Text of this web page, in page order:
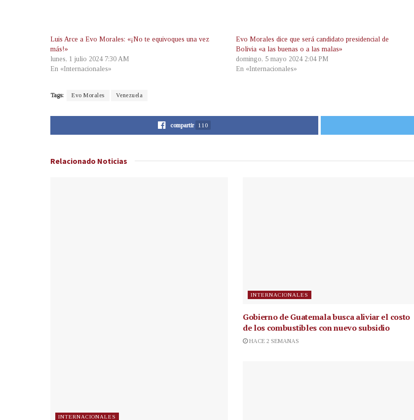
Luis Arce a Evo Morales: «¡No te equivoques una vez
más!»
lunes, 1 julio 2024 7:30 AM
En «Internacionales»
Evo Morales dice que será candidato presidencial de
Bolivia «a las buenas o a las malas»
domingo, 5 mayo 2024 2:04 PM
En «Internacionales»
Tags: Evo Morales Venezuela
compartir 110
Relacionado Noticias
INTERNACIONALES
INTERNACIONALES
Gobierno de Guatemala busca aliviar el costo
de los combustibles con nuevo subsidio
HACE 2 SEMANAS